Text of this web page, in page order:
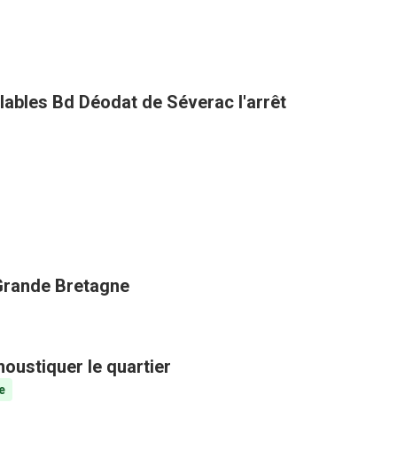
Bd Déodat de Séverac l'arrêt
Bretagne
le quartier